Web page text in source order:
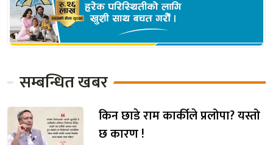
सम्बन्धित खबर
किन छाडे राम कार्कीले प्रलोपा? यस्तो
छ कारण !